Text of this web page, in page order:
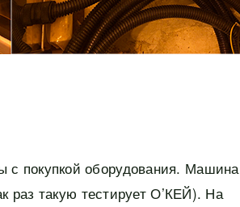
покупкой оборудования. Машина
раз такую тестирует О’КЕЙ). На